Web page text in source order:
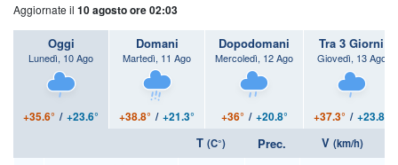
Aggiornate il 10 agosto ore 02:03
Oggi
Lunedì, 10 Ago
+35.6° / +23.6°
Domani
Martedì, 11 Ago
+38.8° / +21.3°
Dopodomani
Mercoledì, 12 Ago
+36° / +20.8°
Tra 3 Giorni
Giovedì, 13 Ago
+37.3° / +23.8°
T (C°) Prec. V (km/h)